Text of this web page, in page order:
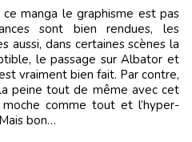
manga le graphisme est pas
sont bien rendues, les
aussi, dans certaines scènes la
le passage sur Albator et
vraiment bien fait. Par contre,
peine tout de même avec cet
comme tout et l’hyper-
bon…